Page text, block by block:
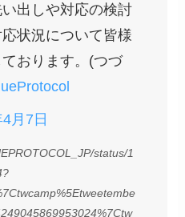
出しや対応の検討
状況について皆様
おります。(つづ
月7日
status/1